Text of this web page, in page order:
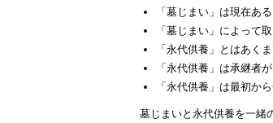
「墓じまい」は現在あ
「墓じまい」によって
「永代供養」とはあく
「永代供養」は承継者
「永代供養」は最初か
墓じまいと永代供養を一緒